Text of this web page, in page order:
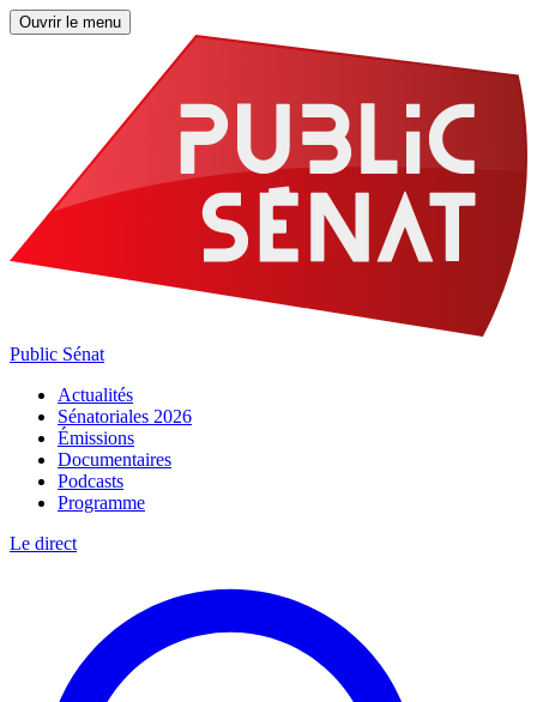
Ouvrir le menu
Public Sénat
Actualités
Sénatoriales 2026
Émissions
Documentaires
Podcasts
Programme
Le direct